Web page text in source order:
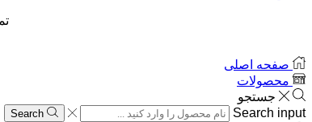
صفحه اصلی
محصولات
جستجو
Search input
Search